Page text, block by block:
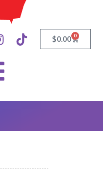
$0.00 0